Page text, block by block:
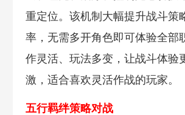
重定位。该机制大幅提升战斗策
率，无需多开角色即可体验全部
作灵活、玩法多变，让战斗体验
激，适合喜欢灵活作战的玩家。
五行羁绊策略对战